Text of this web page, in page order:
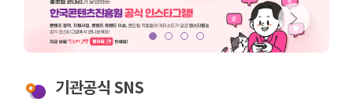
기관공식 SNS